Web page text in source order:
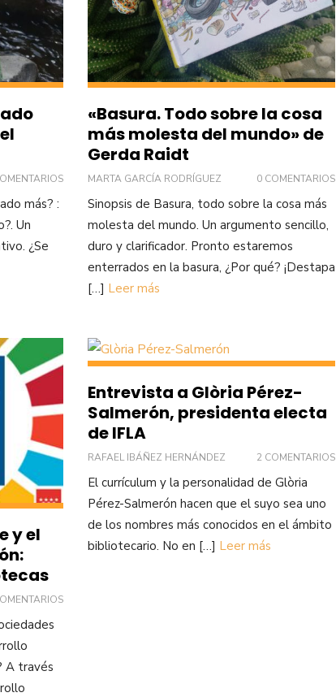
más? :
Un
¿Se
«Basura. Todo sobre la cosa
más molesta del mundo» de
Gerda Raidt
MARTA GARCÍA RODRÍGUEZ 0 COMENTARIOS
Sinopsis de Basura, todo sobre la cosa más
molesta del mundo. Un argumento sencillo,
duro y clarificador. Pronto estaremos
enterrados en la basura, ¿Por qué? ¡Destapa
[…] Leer más
y el
A través
Entrevista a Glòria Pérez-
Salmerón, presidenta electa
de IFLA
RAFAEL IBÁÑEZ HERNÁNDEZ 2 COMENTARIOS
El currículum y la personalidad de Glòria
Pérez-Salmerón hacen que el suyo sea uno
de los nombres más conocidos en el ámbito
bibliotecario. No en […] Leer más